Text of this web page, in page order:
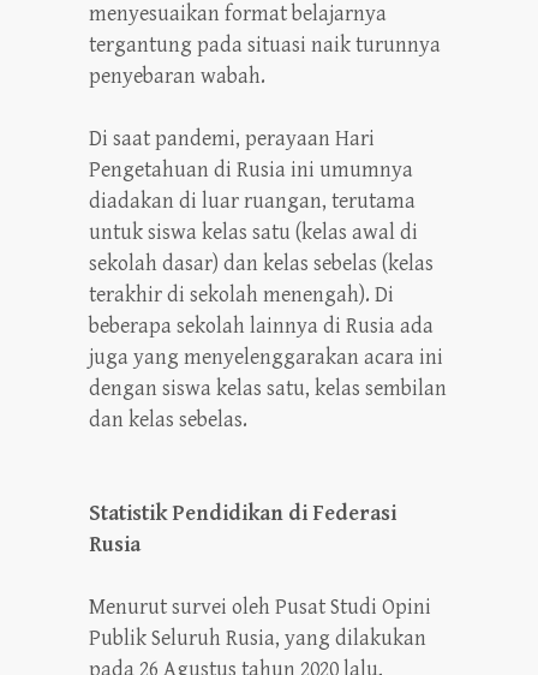
menyesuaikan format belajarnya
tergantung pada situasi naik turunnya
penyebaran wabah.
Di saat pandemi, perayaan Hari
Pengetahuan di Rusia ini umumnya
diadakan di luar ruangan, terutama
untuk siswa kelas satu (kelas awal di
sekolah dasar) dan kelas sebelas (kelas
terakhir di sekolah menengah). Di
beberapa sekolah lainnya di Rusia ada
juga yang menyelenggarakan acara ini
dengan siswa kelas satu, kelas sembilan
dan kelas sebelas.
Statistik Pendidikan di Federasi
Rusia
Menurut survei oleh Pusat Studi Opini
Publik Seluruh Rusia, yang dilakukan